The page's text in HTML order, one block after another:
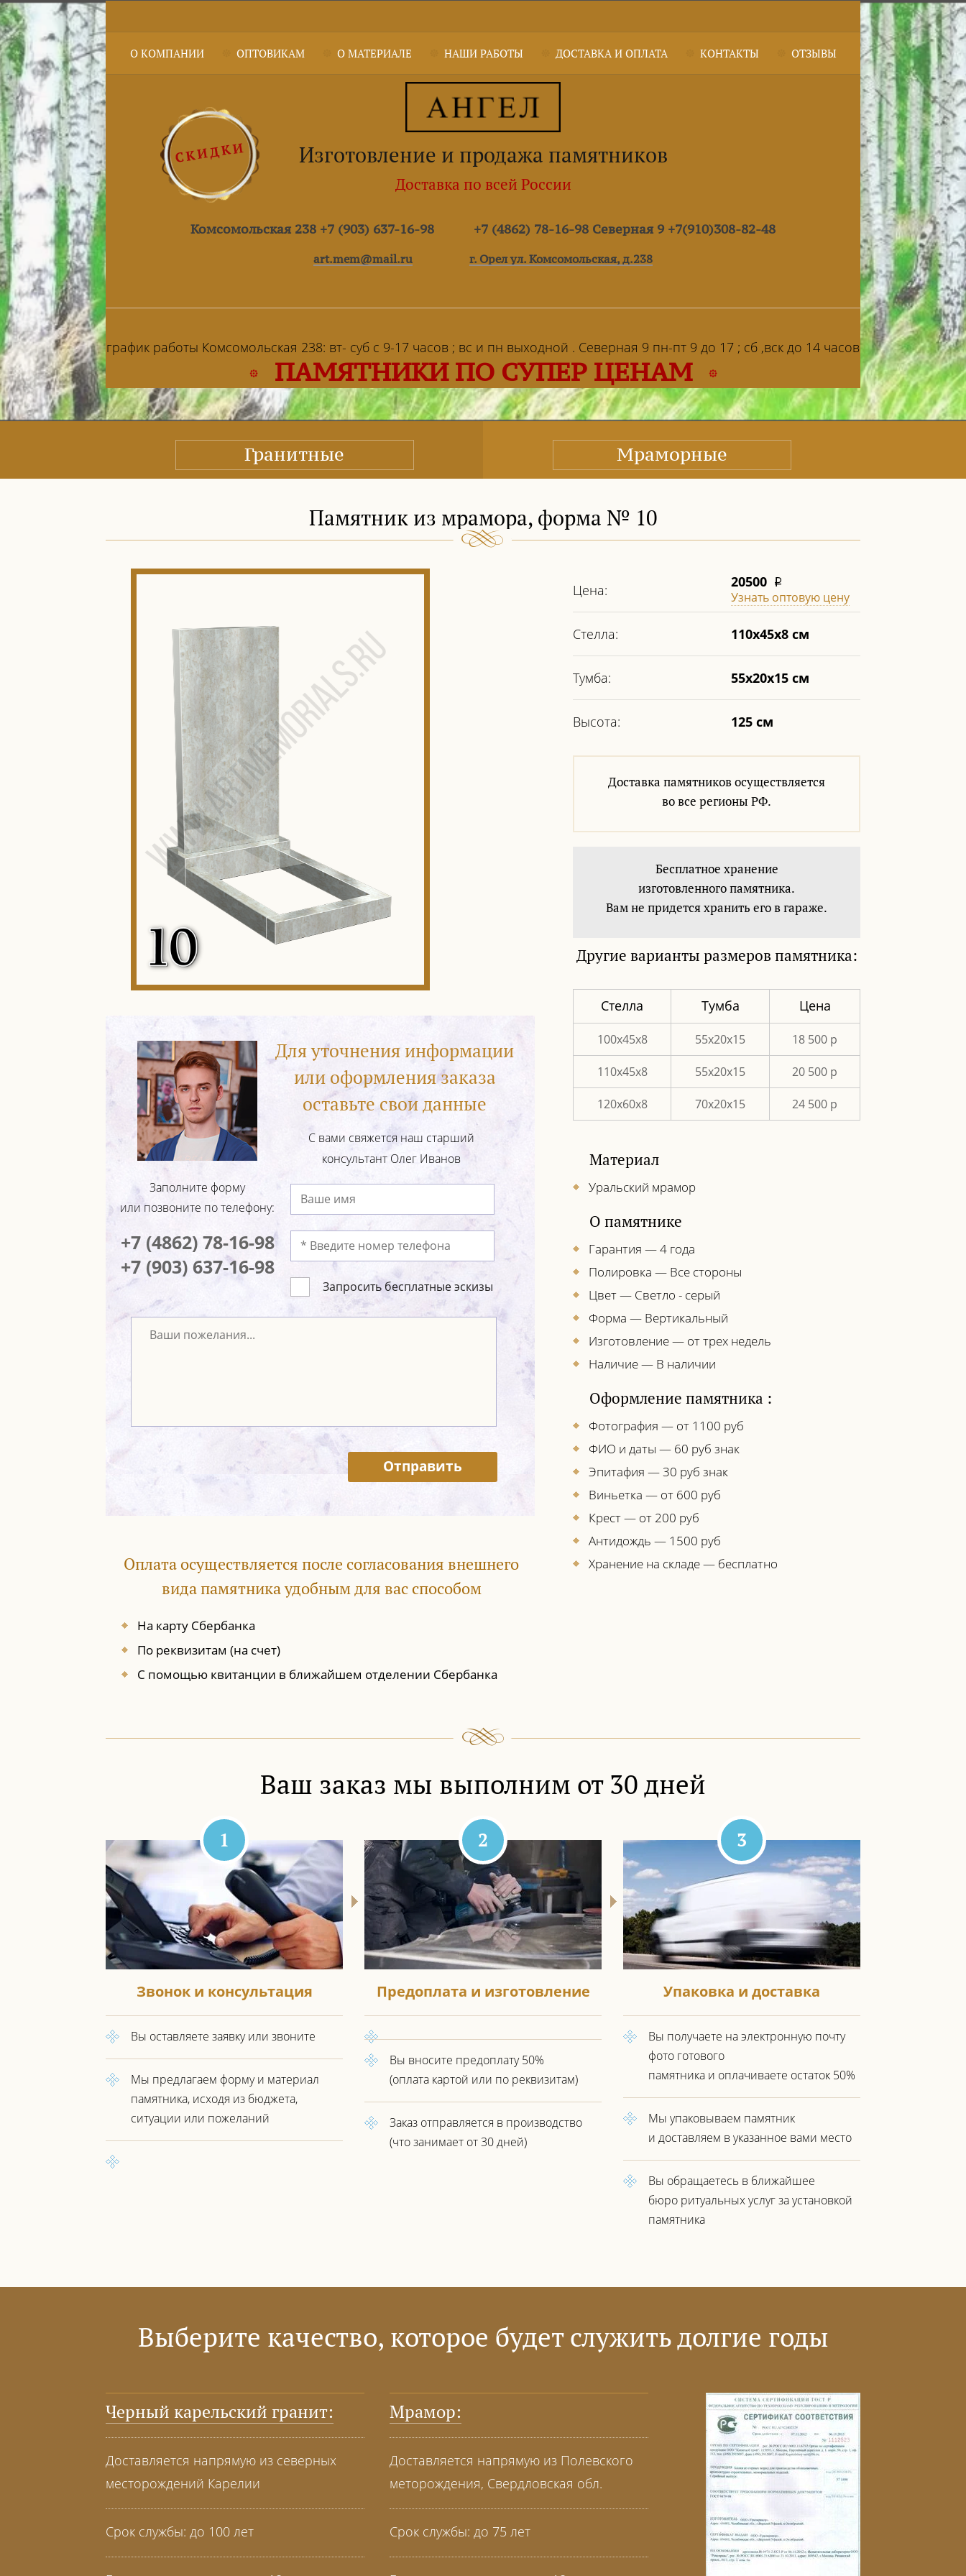
О КОМПАНИИ ОПТОВИКАМ О МАТЕРИАЛЕ НАШИ РАБОТЫ ДОСТАВКА И ОПЛАТА КОНТАКТЫ ОТЗЫВЫ
Изготовление и продажа памятников
Доставка по всей России
Комсомольская 238 +7 (903) 637-16-98 +7 (4862) 78-16-98 Северная 9 +7(910)308-82-48
art.mem@mail.ru г. Орел ул. Комсомольская, д.238
график работы Комсомольская 238: вт- суб с 9-17 часов ; вс и пн выходной . Северная 9 пн-пт 9 до 17 ; сб ,вск до 14 часов
ПАМЯТНИКИ ПО СУПЕР ЦЕНАМ
Гранитные Мраморные
Памятник из мрамора, форма № 10
Заполните форму
или позвоните по телефону:
+7 (4862) 78-16-98
+7 (903) 637-16-98
Для уточнения информации
или оформления заказа
оставьте свои данные
С вами свяжется наш старший
консультант Олег Иванов
Запросить бесплатные эскизы
Отправить
Оплата осуществляется после согласования внешнего
вида памятника удобным для вас способом
На карту Сбербанка
По реквизитам (на счет)
С помощью квитанции в ближайшем отделении Сбербанка
Цена: 20500 i
Узнать оптовую цену
Стелла: 110х45х8 см
Тумба: 55х20х15 см
Высота: 125 см
Доставка памятников осуществляется
во все регионы РФ.
Бесплатное хранение
изготовленного памятника.
Вам не придется хранить его в гараже.
Другие варианты размеров памятника:
Стелла Тумба Цена
100х45х8 55х20х15 18 500 р
110х45х8 55х20х15 20 500 р
120х60х8 70х20х15 24 500 р
Материал
Уральский мрамор
О памятнике
Гарантия — 4 года
Полировка — Все стороны
Цвет — Светло - серый
Форма — Вертикальный
Изготовление — от трех недель
Наличие — В наличии
Оформление памятника :
Фотография — от 1100 руб
ФИО и даты — 60 руб знак
Эпитафия — 30 руб знак
Виньетка — от 600 руб
Крест — от 200 руб
Антидождь — 1500 руб
Хранение на складе — бесплатно
Ваш заказ мы выполним от 30 дней
1
Звонок и консультация
Вы оставляете заявку или звоните
Мы предлагаем форму и материал
памятника, исходя из бюджета,
ситуации или пожеланий
2
Предоплата и изготовление
Вы вносите предоплату 50%
(оплата картой или по реквизитам)
Заказ отправляется в производство
(что занимает от 30 дней)
3
Упаковка и доставка
Вы получаете на электронную почту
фото готового
памятника и оплачиваете остаток 50%
Мы упаковываем памятник
и доставляем в указанное вами место
Вы обращаетесь в ближайшее
бюро ритуальных услуг за установкой
памятника
Выберите качество, которое будет служить долгие годы
Черный карельский гранит:
Доставляется напрямую из северных
месторождений Карелии
Срок службы: до 100 лет
Мрамор:
Доставляется напрямую из Полевского
меторождения, Свердловская обл.
Срок службы: до 75 лет